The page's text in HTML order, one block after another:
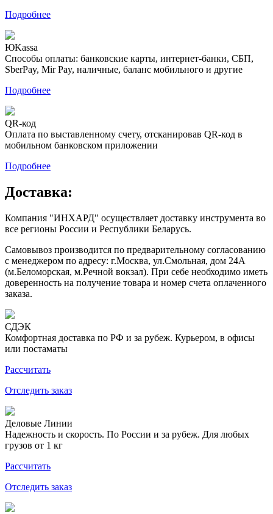
Подробнее
ЮKassa
Способы оплаты: банковские карты, интернет-банки, СБП,
SberPay, Mir Pay, наличные, баланс мобильного и другие
Подробнее
QR-код
Оплата по выставленному счету, отсканировав QR-код в
мобильном банковском приложении
Подробнее
Доставка:
Компания "ИНХАРД" осуществляет доставку инструмента во
все регионы России и Республики Беларусь.
Самовывоз производится по предварительному согласованию
с менеджером по адресу: г.Москва, ул.Смольная, дом 24А
(м.Беломорская, м.Речной вокзал). При себе необходимо иметь
доверенность на получение товара и номер счета оплаченного
заказа.
СДЭК
Комфортная доставка по РФ и за рубеж. Курьером, в офисы
или постаматы
Рассчитать
Отследить заказ
Деловые Линии
Надежность и скорость. По России и за рубеж. Для любых
грузов от 1 кг
Рассчитать
Отследить заказ